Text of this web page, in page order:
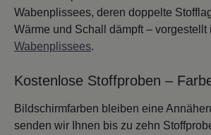
Wabenplissees, deren doppelte
Wärme und Schall dämpft – vorgestellt
Wabenplissees.
Kostenlose Stoffproben –
Bildschirmfarben bleiben eine
senden wir Ihnen bis zu zehn